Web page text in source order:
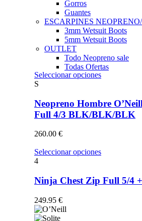
Gorros
Guantes
ESCARPINES
3mm Wetsuit Boots
5mm Wetsuit Boots
OUTLET
Todo Neopreno sale
Todas Ofertas
Seleccionar opcionesEste
múltiples
variantes.
Las
elegir
página
S
Neopreno Hombre
Full 4/3 BLK/BLK/BLK
260.00 €
Seleccionar opcionesEste
múltiples
variantes.
4
Ninja Chest Zip Full 5/4 +
249.95 €